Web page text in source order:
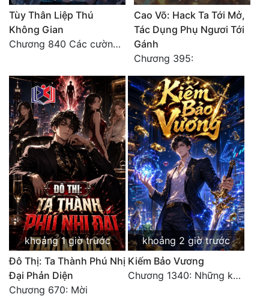
Quân Sự
Sảng Văn
Sủng
Thanh Xuân
Tiên Hiệp
Tiểu Thuyết
Trinh Thám
Triều Đấu
Trùng Sinh
Trọng Sinh
Tu Chân
Tùy Thân Liệp Thú
Không Gian
Chương 840 Các cường giả Hằng Tinh cấp khác đâu?
Cao Võ: Hack Ta Tới Mở,
Tác Dụng Phụ Ngươi Tới
Gánh
Chương 395:
khoảng 1 giờ trước
Đô Thị: Ta Thành Phú Nhị
Đại Phản Diện
Chương 670: Mời
khoảng 2 giờ trước
Kiếm Bảo Vương
Chương 1340: Những kẻ cướp có cánh